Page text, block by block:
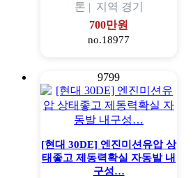
톤 | 지역 경기
700만원
no.18977
9799
[현대 30DE] 엔진미션유압 상
태좋고 제동력확실 자동발 내
구성…